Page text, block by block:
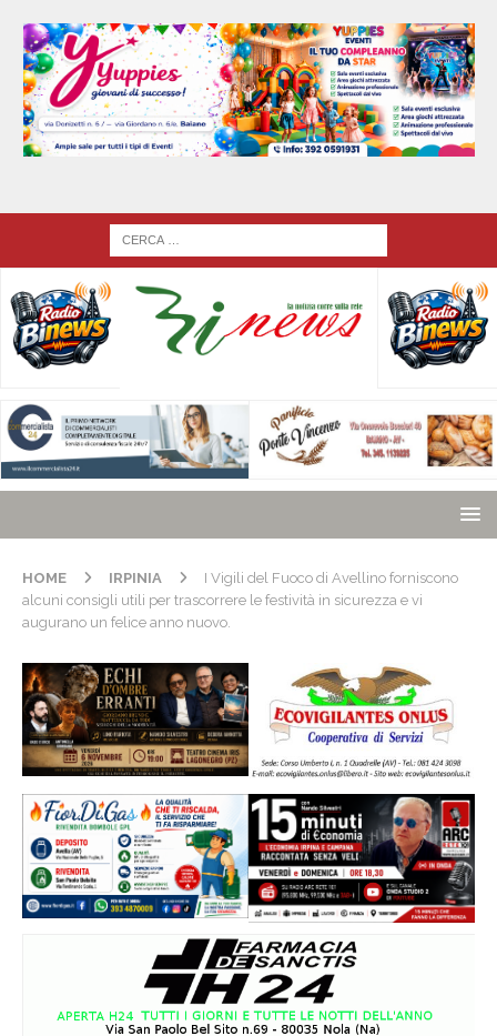
HOME IRPINIA
I Vigili del Fuoco di Avellino forniscono
alcuni consigli utili per trascorrere le festività in sicurezza e vi
augurano un felice anno nuovo.